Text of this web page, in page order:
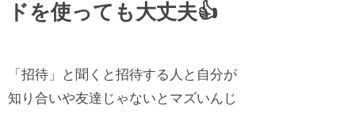
ドを使っても大丈夫👍
「招待」と聞くと招待する人と自分が
知り合いや友達じゃないとマズいんじ